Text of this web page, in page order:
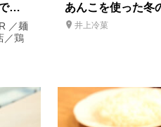
…
／麺
／鶏
あんこを使った冬
井上冷菓